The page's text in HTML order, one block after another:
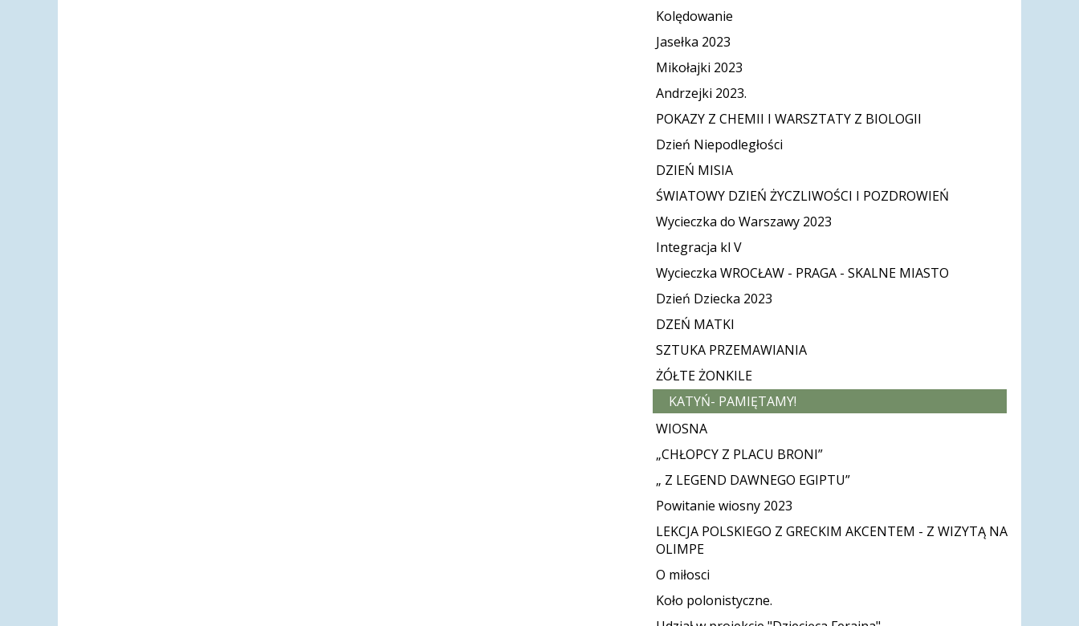
Kolędowanie
Jasełka 2023
Mikołajki 2023
Andrzejki 2023.
POKAZY Z CHEMII I WARSZTATY Z BIOLOGII
Dzień Niepodległości
DZIEŃ MISIA
ŚWIATOWY DZIEŃ ŻYCZLIWOŚCI I POZDROWIEŃ
Wycieczka do Warszawy 2023
Integracja kl V
Wycieczka WROCŁAW - PRAGA - SKALNE MIASTO
Dzień Dziecka 2023
DZEŃ MATKI
SZTUKA PRZEMAWIANIA
ŻÓŁTE ŻONKILE
KATYŃ- PAMIĘTAMY!
WIOSNA
„CHŁOPCY Z PLACU BRONI”
„ Z LEGEND DAWNEGO EGIPTU”
Powitanie wiosny 2023
LEKCJA POLSKIEGO Z GRECKIM AKCENTEM - Z WIZYTĄ NA
OLIMPE
O miłosci
Koło polonistyczne.